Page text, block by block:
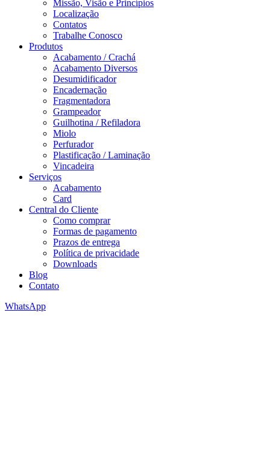
Home
A Empresa
Quem Somos
História
Missão, Visão e Princípios
Localização
Contatos
Trabalhe Conosco
Produtos
Acabamento / Crachá
Acabamento Diversos
Desumidificador
Encadernação
Fragmentadora
Grampeador
Guilhotina / Refiladora
Miolo
Perfurador
Plastificação / Laminação
Vincadeira
Serviços
Acabamento
Card
Central do Cliente
Como comprar
Prazos de entrega